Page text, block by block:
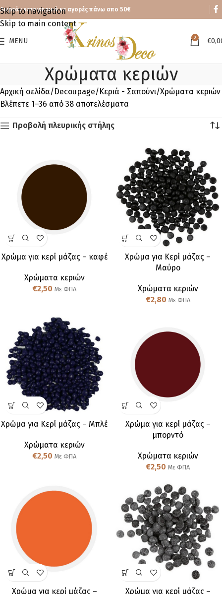
Skip to navigation
Skip to main content
Δωρεάν μεταφορικά με αγορές πάνω απο 50€
MENU 0 €
Χρώματα κεριών
Αρχική σελίδα Decoupage Κεριά - Σαπούνι Χρώματα κεριών
Βλέπετε 1–36 από 38 αποτελέσματα
Προβολή πλευρικής στήλης
Χρώμα για κερί μάζας – καφέ
Χρώματα κεριών
€2,50 Με ΦΠΑ
Χρώμα για Κερί μάζας –
Μαύρο
Χρώματα κεριών
€2,80 Με ΦΠΑ
Χρώμα για Κερί μάζας – Μπλέ
Χρώματα κεριών
€2,50 Με ΦΠΑ
Χρώμα για κερί μάζας –
μπορντό
Χρώματα κεριών
€2,50 Με ΦΠΑ
Χρώμα για κερί μάζας –
Χρώμα για κερί μάζας –